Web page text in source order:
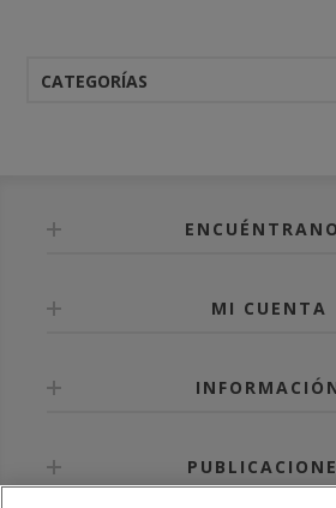
CATEGORÍAS
MI CUENTA